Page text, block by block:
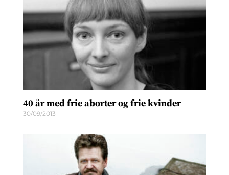
40 år med frie aborter og frie kvinder
30/09/2013